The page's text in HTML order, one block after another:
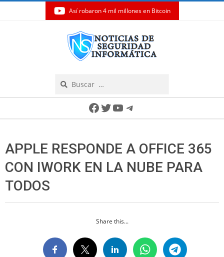
Así robaron 4 mil millones en Bitcoin
Facebook
Twitter
YouTube
Telegram
APPLE RESPONDE A OFFICE 365
CON IWORK EN LA NUBE PARA
TODOS
Share this...